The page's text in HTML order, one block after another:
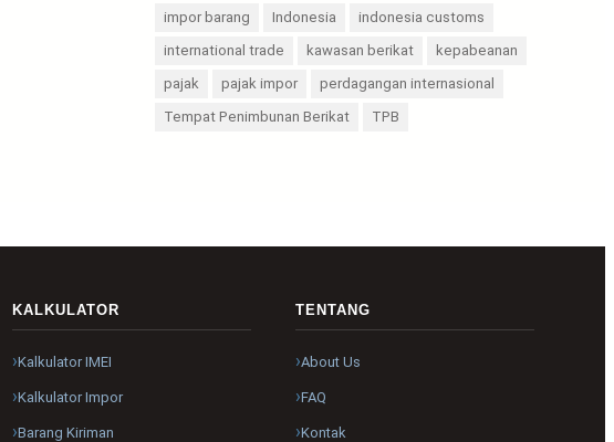
impor barang
Indonesia
indonesia customs
international trade
kawasan berikat
kepabeanan
pajak
pajak impor
perdagangan internasional
Tempat Penimbunan Berikat
TPB
KALKULATOR
Kalkulator IMEI
Kalkulator Impor
Barang Kiriman
TENTANG
About Us
FAQ
Kontak